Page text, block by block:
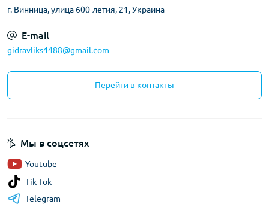
г. Винница, улица 600-летия, 21, Украина
E-mail
gidravliks4488@gmail.com
Перейти в контакты
Мы в соцсетях
Youtube
Tik Tok
Telegram